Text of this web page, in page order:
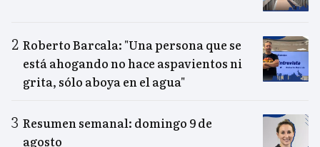
Roberto Barcala: "Una persona que se
está ahogando no hace aspavientos ni
grita, sólo aboya en el agua"
Resumen semanal: domingo 9 de
agosto